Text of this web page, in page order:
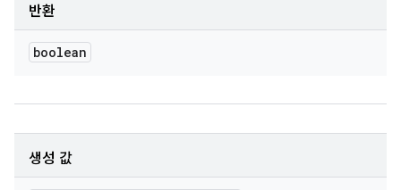
반환
boolean
생성 값